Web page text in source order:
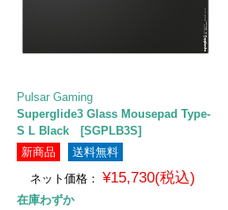
Pulsar Gaming
Superglide3 Glass Mousepad Type-
S L Black [SGPLB3S]
新商品
送料無料
ネット価格： ¥15,730(税込)
在庫わずか